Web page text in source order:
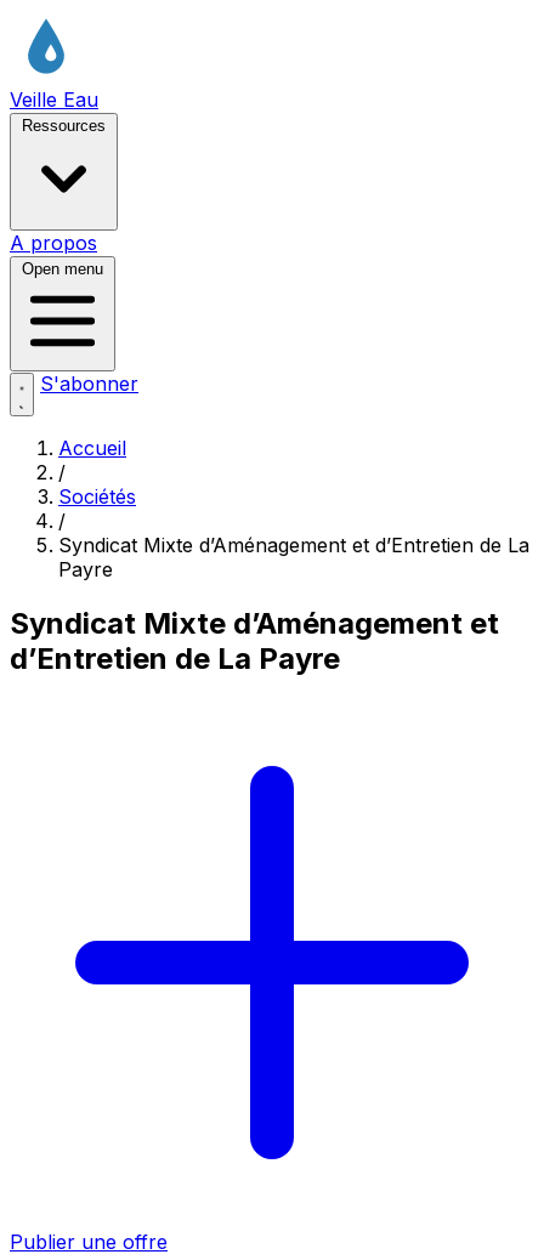
Veille Eau
Ressources
A propos
Open menu
S'abonner
Accueil
/
Sociétés
/
Syndicat Mixte d’Aménagement et d’Entretien de La
Payre
Syndicat Mixte d’Aménagement et
d’Entretien de La Payre
Publier une offre